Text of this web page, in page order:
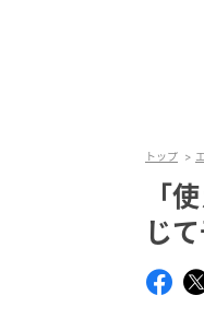
トップ
「
じ